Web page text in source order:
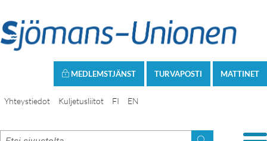
MATTINET
TURVAPOSTI
MEDLEMSTJÄNST
Yhteystiedot Kuljetusliitot FI EN